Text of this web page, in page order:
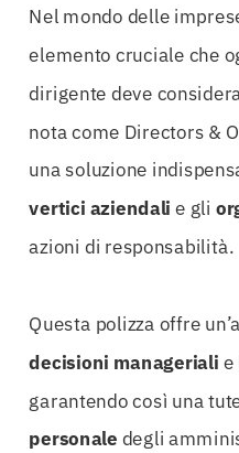
Nel mondo delle
elemento cruciale che
dirigente deve
nota come Directors &
una soluzione
vertici aziendali e gli
azioni di responsabilità.
Questa polizza offre
decisioni manageriali e
garantendo così una
personale degli